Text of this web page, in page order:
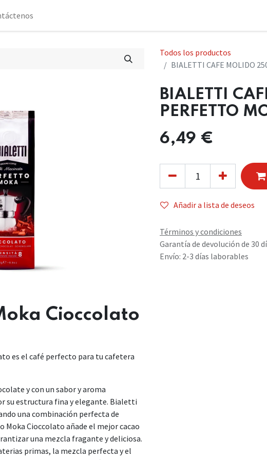
Todos los productos
BIALETTI CAFE MOLIDO
Cioccolato
es el café perfecto para tu cafetera
y con un sabor y aroma
su estructura fina y elegante. Bialetti
una combinación perfecta de
Cioccolato añade el mejor cacao
una mezcla fragante y deliciosa.
primas, la mezcla perfecta y el
BIALETTI
PERFETTO
6,49 €
Añadir a lista de deseos
Términos y condiciones
Garantía de devolución de 30
Envío: 2-3 días laborables